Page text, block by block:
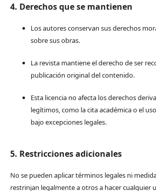
4. Derechos que se mantienen
Los autores conservan sus derechos
sobre sus obras.
La revista mantiene el derecho de ser
publicación original del contenido.
Esta licencia no afecta los derechos
legítimos, como la cita académica o el
bajo excepciones legales.
5. Restricciones adicionales
No se pueden aplicar términos legales ni
restrinjan legalmente a otros a hacer cualquier